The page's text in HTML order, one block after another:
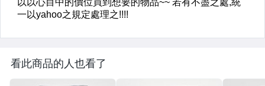
看此商品的人也看了